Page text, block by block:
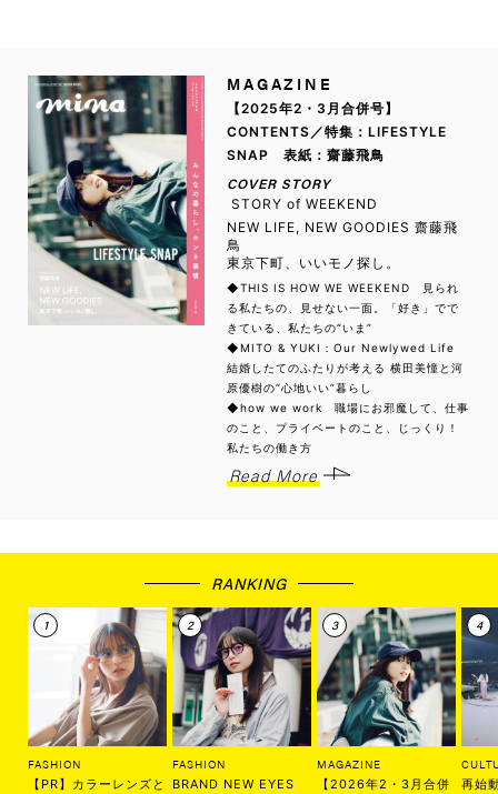
MAGAZINE
【2025年2・3月合併号】
CONTENTS／特集：LIFESTYLE
SNAP 表紙：齋藤飛鳥
COVER STORY
STORY of WEEKEND
NEW LIFE, NEW GOODIES 齋藤飛
鳥
東京下町、いいモノ探し。
◆THIS IS HOW WE WEEKEND 見られ
る私たちの、見せない一面。「好き」でで
きている、私たちの“いま”
◆MITO & YUKI：Our Newlywed Life
結婚したてのふたりが考える 横田美憧と河
原優樹の“心地いい”暮らし
◆how we work 職場にお邪魔して、仕事
のこと、プライベートのこと、じっくり！
私たちの働き方
Read More
RANKING
FASHION
【PR】カラーレンズと
FASHION
BRAND NEW EYES
MAGAZINE
【2026年2・3月合併
再始